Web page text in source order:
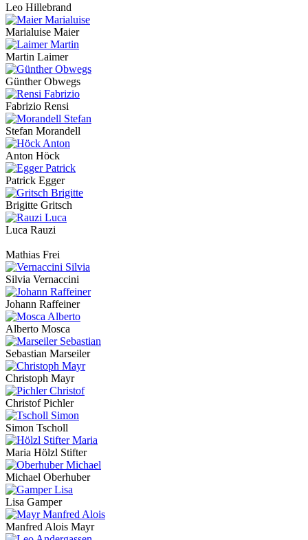
Leo Hillebrand
Marialuise Maier
Martin Laimer
Günther Obwegs
Fabrizio Rensi
Stefan Morandell
Anton Höck
Patrick Egger
Brigitte Gritsch
Luca Rauzi
Mathias Frei
Silvia Vernaccini
Johann Raffeiner
Alberto Mosca
Sebastian Marseiler
Christoph Mayr
Christof Pichler
Simon Tscholl
Maria Hölzl Stifter
Michael Oberhuber
Lisa Gamper
Manfred Alois Mayr